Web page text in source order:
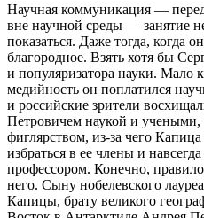
Научная коммуникация —
вне научной среды — занятие
показаться. Даже тогда, когда
благородное. Взять хотя бы
и популяризатора науки. Мало
медийность он поплатился
и российские зрители
Петровичем наукой и
фиглярством, из-за чего
избраться в ее члены и
профессором. Конечно,
него. Сыну нобелевского
Капицы, брату великого